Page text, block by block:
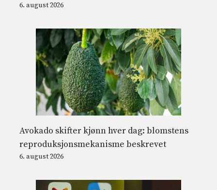
6. august 2026
Avokado skifter kjønn hver dag: blomstens
reproduksjonsmekanisme beskrevet
6. august 2026